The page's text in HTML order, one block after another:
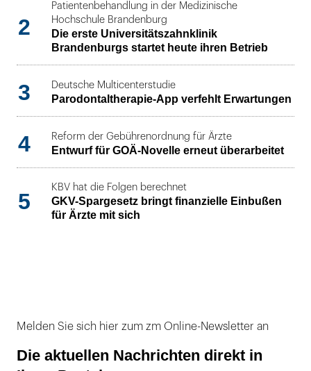
2
Patientenbehandlung in der Medizinische
Hochschule Brandenburg
Die erste Universitätszahnklinik
Brandenburgs startet heute ihren Betrieb
3 Deutsche Multicenterstudie
Parodontaltherapie-App verfehlt Erwartungen
4 Reform der Gebührenordnung für Ärzte
Entwurf für GOÄ-Novelle erneut überarbeitet
5
KBV hat die Folgen berechnet
GKV-Spargesetz bringt finanzielle Einbußen
für Ärzte mit sich
Melden Sie sich hier zum zm Online-Newsletter an
Die aktuellen Nachrichten direkt in